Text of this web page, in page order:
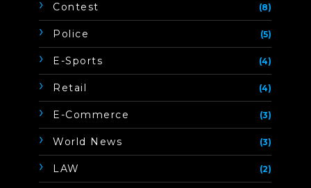
Contest (8)
Police (5)
E-Sports (4)
Retail (4)
E-Commerce (3)
World News (3)
LAW (2)